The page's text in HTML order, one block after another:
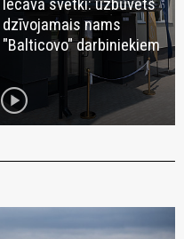
dzīvojamais nams
"Balticovo" darbiniekiem
play_circle